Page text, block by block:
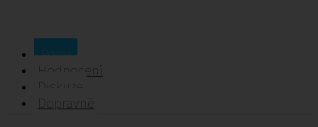
Popis
Hodnocení
Diskuze
Dopravné